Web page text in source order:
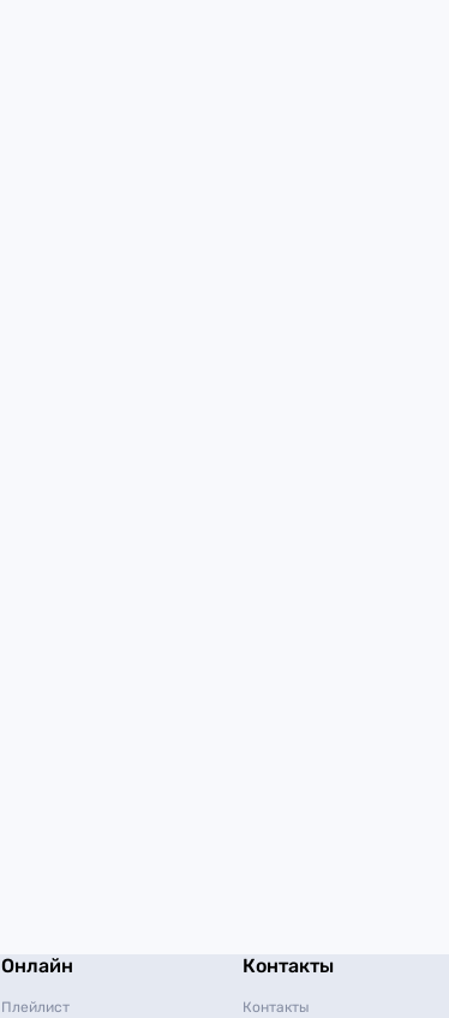
Онлайн
Плейлист
Контакты
Контакты